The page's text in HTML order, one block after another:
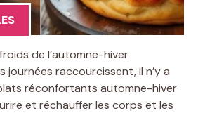
de l’automne-hiver
journées raccourcissent, il n’y a
réconfortants automne-hiver
et réchauffer les corps et les